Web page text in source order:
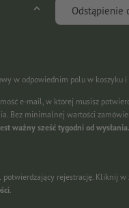
Odstąpienie
w odpowiednim polu w
e-mail, w której musisz
Bez minimalnej wartości
ważny sześć tygodni od wysłania.
rejestrację. Kliknij
.